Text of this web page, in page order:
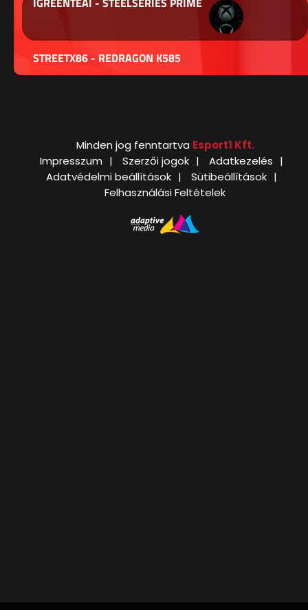
STREETX86 - REDRAGON K585
Minden jog fenntartva Esport1 Kft.
Impresszum
Szerzői jogok
Adatkezelés
Adatvédelmi beállítások
Sütibeállítások
Felhasználási Feltételek